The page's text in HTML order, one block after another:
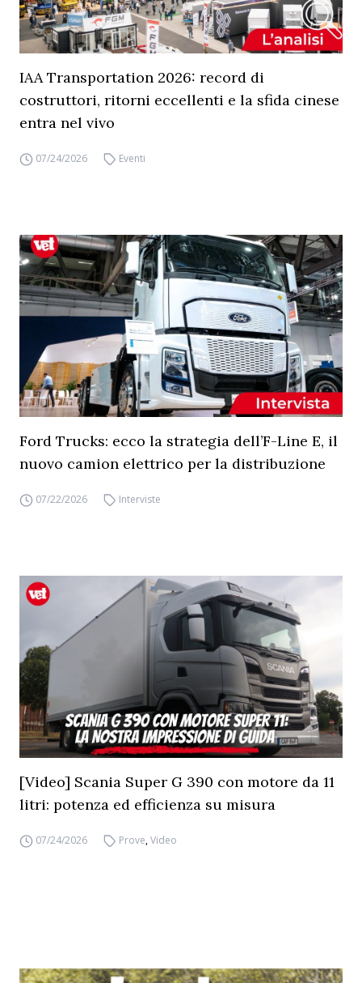
IAA Transportation 2026: record di
costruttori, ritorni eccellenti e la sfida cinese
entra nel vivo
07/24/2026 Eventi
Ford Trucks: ecco la strategia dell’F-Line E, il
nuovo camion elettrico per la distribuzione
07/22/2026 Interviste
[Video] Scania Super G 390 con motore da 11
litri: potenza ed efficienza su misura
07/24/2026 Prove,Video